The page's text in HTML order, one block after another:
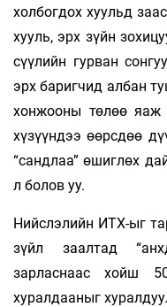
холбогдох хуульд
хууль, эрх зүйн
сүүлийн гурван
эрх баригчид албан
хонжооны төлөө яаж
хүзүүндээ өөрсдөө
“сандлаа” өшиглөх
л болов уу.
Нийслэлийн ИТХ-ыг
зүйл заалтад
зарласнаас хойш
хуралдааныг